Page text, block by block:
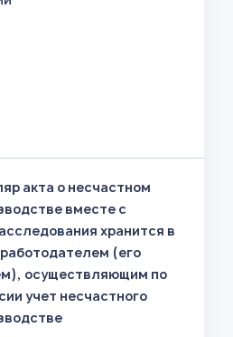
акта о несчастном
вместе с
хранится в
(его
осуществляющим по
учет несчастного